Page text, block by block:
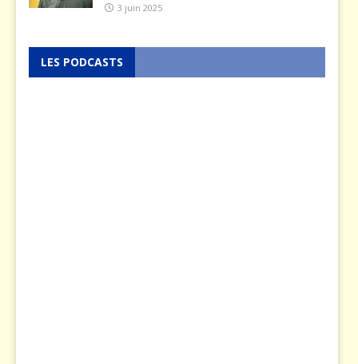
3 juin 2025
LES PODCASTS